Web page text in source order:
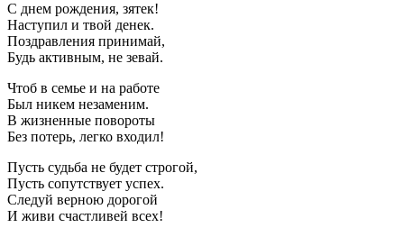
С днем рождения, зятек!
Наступил и твой денек.
Поздравления принимай,
Будь активным, не зевай.
Чтоб в семье и на работе
Был никем незаменим.
В жизненные повороты
Без потерь, легко входил!
Пусть судьба не будет строгой,
Пусть сопутствует успех.
Следуй верною дорогой
И живи счастливей всех!